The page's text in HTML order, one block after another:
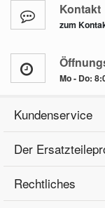
Kontakt
zum
Mo - Do:
Kundenservice
Der
Rechtliches